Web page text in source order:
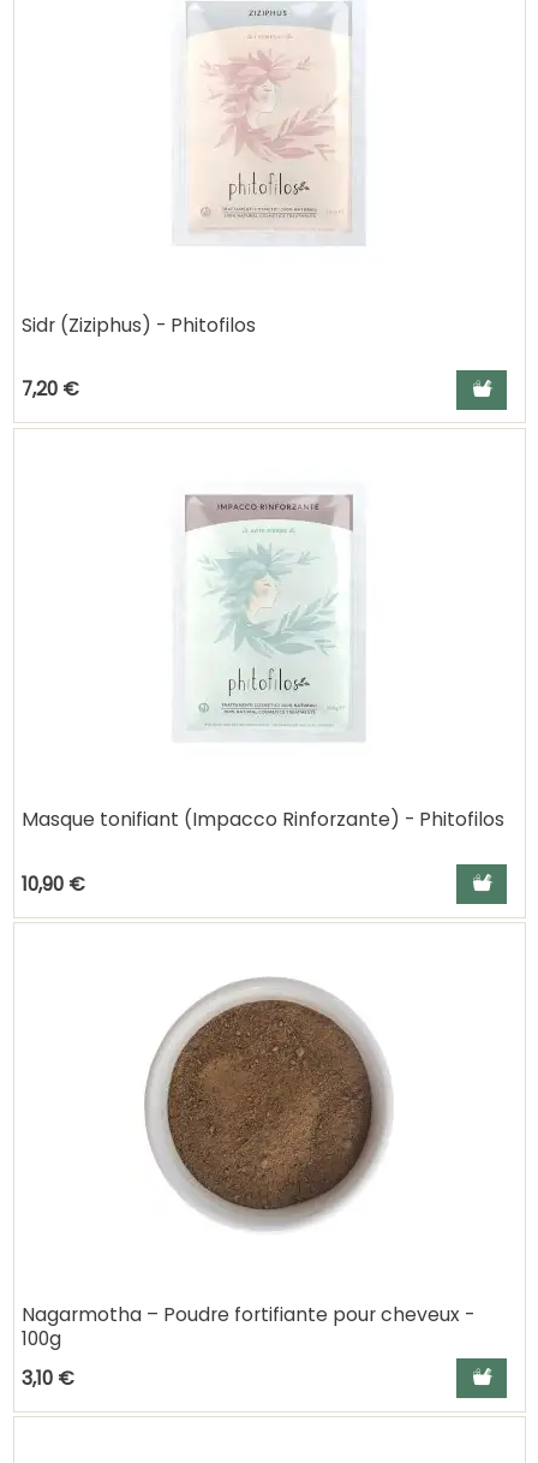
Sidr (Ziziphus) - Phitofilos
7,20 € Ajouter
Masque tonifiant (Impacco Rinforzante) - Phitofilos
10,90 € Ajouter
Nagarmotha – Poudre fortifiante pour cheveux -
100g
3,10 €
Ajouter